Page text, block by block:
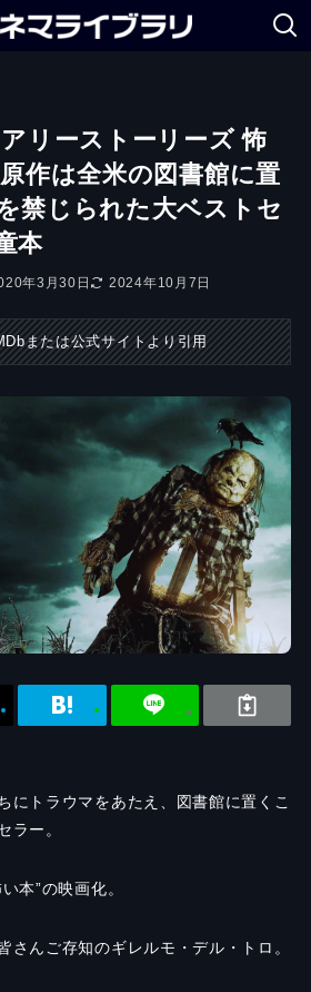
アリーストーリーズ 怖
作は全米の図書館に置
禁じられた大ベストセ
本
年3月30日 2024年10月7日
または公式サイトより引用
にトラウマをあたえ、図書館に置くこ
ラー。
い本”の映画化。
さんご存知のギレルモ・デル・トロ。